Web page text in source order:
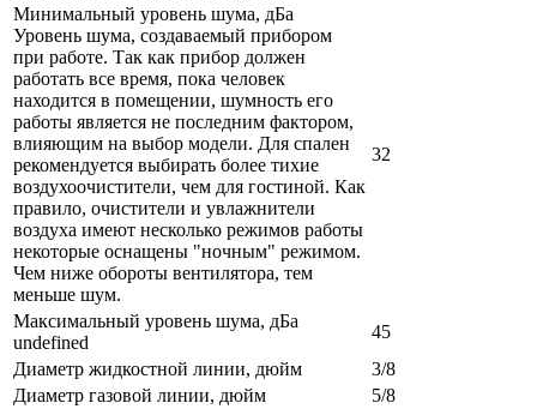
Минимальный уровень шума, дБа
Уровень шума, создаваемый прибором
при работе. Так как прибор должен
работать все время, пока человек
находится в помещении, шумность его
работы является не последним фактором,
влияющим на выбор модели. Для спален
рекомендуется выбирать более тихие
воздухоочистители, чем для гостиной. Как
правило, очистители и увлажнители
воздуха имеют несколько режимов работы
некоторые оснащены "ночным" режимом.
Чем ниже обороты вентилятора, тем
меньше шум.
32
Максимальный уровень шума, дБа
undefined
45
Диаметр жидкостной линии, дюйм
3/8
Диаметр газовой линии, дюйм
5/8